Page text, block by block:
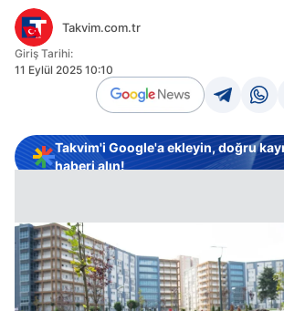
Takvim.com.tr
Giriş Tarihi:
11 Eylül 2025 10:10
Takvim'i Google'a ekleyin, doğru
haberi alın!